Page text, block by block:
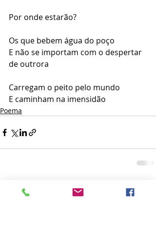
Por onde estarão?
Os que bebem água do poço
E não se importam com o despertar
de outrora
Carregam o peito pelo mundo
E caminham na imensidão
Poema
Posts recentes Ver tudo